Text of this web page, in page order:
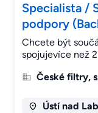
Specialista /
podpory
Chcete být
spojujevíce než
České filtry,
Ústí nad